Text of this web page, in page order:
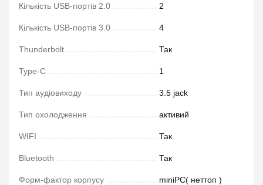
Кількість USB-портів 2.0 2
Кількість USB-портів 3.0 4
Thunderbolt Так
Type-C 1
Тип аудіовиходу 3.5 jack
Тип охолодження активий
WIFI Так
Bluetooth Так
Форм-фактор корпусу miniPC( неттоп )